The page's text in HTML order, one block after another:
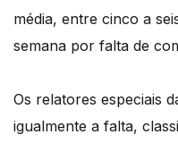
média, entre cinco a
semana por falta de
Os relatores especiais
igualmente a falta,